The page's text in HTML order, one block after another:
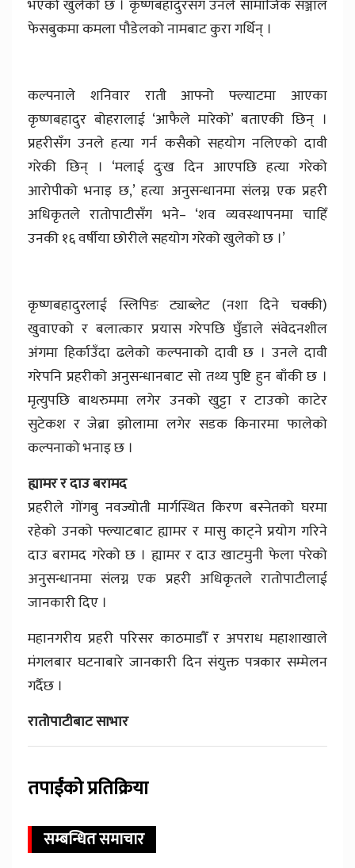
भएको खुलेको छ । कृष्णबहादुरसँग उनले सामाजिक सञ्जाल
फेसबुकमा कमला पौडेलको नामबाट कुरा गर्थिन् ।
कल्पनाले शनिवार राती आफ्नो फ्ल्याटमा आएका
कृष्णबहादुर बोहरालाई ‘आफैले मारेको’ बताएकी छिन् ।
प्रहरीसँग उनले हत्या गर्न कसैको सहयोग नलिएको दावी
गरेकी छिन् । ‘मलाई दुःख दिन आएपछि हत्या गरेको
आरोपीको भनाइ छ,’ हत्या अनुसन्धानमा संलग्न एक प्रहरी
अधिकृतले रातोपाटीसँग भने– ‘शव व्यवस्थापनमा चाहिँ
उनकी १६ वर्षीया छोरीले सहयोग गरेको खुलेको छ ।’
कृष्णबहादुरलाई स्लिपिङ ट्याब्लेट (नशा दिने चक्की)
खुवाएको र बलात्कार प्रयास गरेपछि घुँडाले संवेदनशील
अंगमा हिर्काउँदा ढलेको कल्पनाको दावी छ । उनले दावी
गरेपनि प्रहरीको अनुसन्धानबाट सो तथ्य पुष्टि हुन बाँकी छ ।
मृत्युपछि बाथरुममा लगेर उनको खुट्टा र टाउको काटेर
सुटेकश र जेब्रा झोलामा लगेर सडक किनारमा फालेको
कल्पनाको भनाइ छ ।
ह्यामर र दाउ बरामद
प्रहरीले गोंगबु नवज्योती मार्गस्थित किरण बस्नेतको घरमा
रहेको उनको फ्ल्याटबाट ह्यामर र मासु काट्ने प्रयोग गरिने
दाउ बरामद गरेको छ । ह्यामर र दाउ खाटमुनी फेला परेको
अनुसन्धानमा संलग्न एक प्रहरी अधिकृतले रातोपाटीलाई
जानकारी दिए ।
महानगरीय प्रहरी परिसर काठमाडौँ र अपराध महाशाखाले
मंगलबार घटनाबारे जानकारी दिन संयुक्त पत्रकार सम्मेलन
गर्दैछ ।
रातोपाटीबाट साभार
तपाईंको प्रतिक्रिया
सम्बन्धित समाचार